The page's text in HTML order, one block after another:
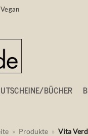
BÜCHER
» Produkte » Vita